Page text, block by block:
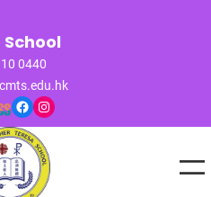
0440
Facebook Instagram